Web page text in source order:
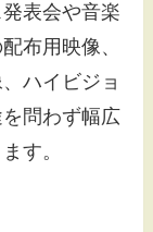
表会や音楽
布用映像、
ハイビジョ
問わず幅広
す。